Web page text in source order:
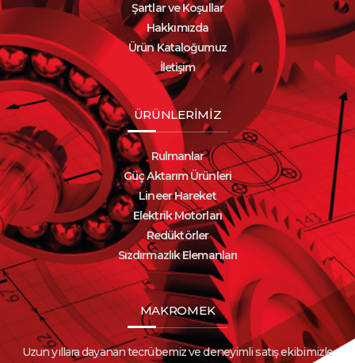
Şartlar ve Koşullar
Hakkımızda
Ürün Kataloğumuz
İletişim
ÜRÜNLERİMİZ
Rulmanlar
Güç Aktarım Ürünleri
Lineer Hareket
Elektrik Motorları
Redüktörler
Sızdırmazlık Elemanları
MAKROMEK
Uzun yıllara dayanan tecrübemiz ve deneyimli satış ekibimizle